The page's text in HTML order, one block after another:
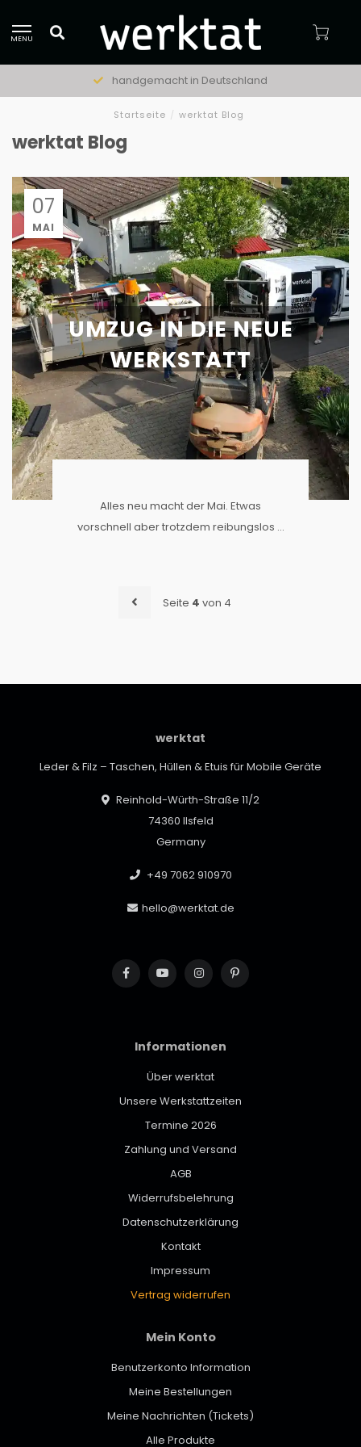
MENU
handgemacht in Deutschland
Startseite / werktat Blog
werktat Blog
07
MAI
UMZUG IN DIE NEUE
WERKSTATT
Alles neu macht der Mai. Etwas
vorschnell aber trotzdem reibungslos …
Seite 4 von 4
werktat
Leder & Filz – Taschen, Hüllen & Etuis für Mobile Geräte
Reinhold-Würth-Straße 11/2
74360 Ilsfeld
Germany
+49 7062 910970
hello@werktat.de
Informationen
Über werktat
Unsere Werkstattzeiten
Termine 2026
Zahlung und Versand
AGB
Widerrufsbelehrung
Datenschutzerklärung
Kontakt
Impressum
Vertrag widerrufen
Mein Konto
Benutzerkonto Information
Meine Bestellungen
Meine Nachrichten (Tickets)
Alle Produkte